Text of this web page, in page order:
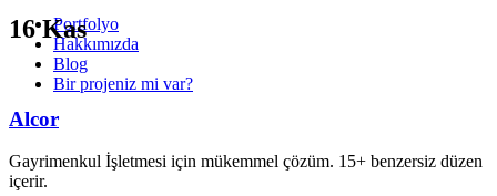
Portfolyo
Hakkımızda
Blog
Bir projeniz mi var?
16Kas
Alcor
Gayrimenkul İşletmesi için mükemmel çözüm. 15+ benzersiz düzen
içerir.